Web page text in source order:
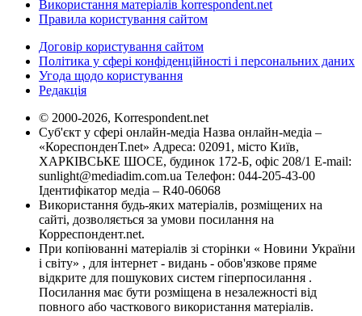
Використання матеріалів korrespondent.net
Правила користування сайтом
Договір користування сайтом
Політика у сфері конфіденційності і персональних даних
Угода щодо користування
Редакція
© 2000-2026, Korrespondent.net
Суб'єкт у сфері онлайн-медіа Назва онлайн-медіа –
«КореспонденТ.net» Адреса: 02091, місто Київ,
ХАРКІВСЬКЕ ШОСЕ, будинок 172-Б, офіс 208/1 E-mail:
sunlight@mediadim.com.ua Телефон: 044-205-43-00
Ідентифікатор медіа – R40-06068
Використання будь-яких матеріалів, розміщених на
сайті, дозволяється за умови посилання на
Корреспондент.net.
При копіюванні матеріалів зі сторінки « Новини України
і світу» , для інтернет - видань - обов'язкове пряме
відкрите для пошукових систем гіперпосилання .
Посилання має бути розміщена в незалежності від
повного або часткового використання матеріалів.